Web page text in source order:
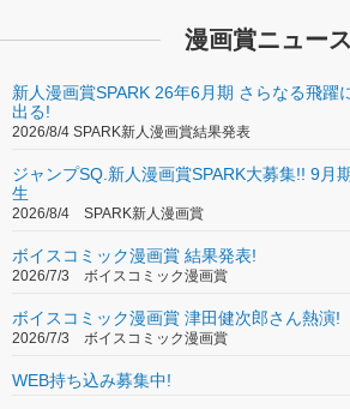
【第19回】遠藤達哉 先生 ＆ パトリオッ
【第18回】伊鳴優子 先生 ＆ メッセージ
【第17回】名取 歩 先生 ＆ バーニングオ
【第13回】西尾ナノラ 先生 ＆ ドント・
【第12回】山岸 菜 先生 ＆ ぼくのおじさ
【第11回】凸乃高秀 先生 ＆ スター・ト
【第10回】伊鳴優子 先生 ＆ グランドイ
漫画賞ニュース
新人漫画賞SPARK 26年6月期 さらなる飛躍
出る!
2026/8/4 SPARK新人漫画賞結果発表
ジャンプSQ.新人漫画賞SPARK大募集!! 9月
生
2026/8/4 SPARK新人漫画賞
ボイスコミック漫画賞 結果発表!
2026/7/3 ボイスコミック漫画賞
ボイスコミック漫画賞 津田健次郎さん熱演!
2026/7/3 ボイスコミック漫画賞
WEB持ち込み募集中!